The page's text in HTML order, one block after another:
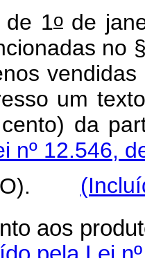
1ode
no
um
da
nº 12.546,
aos